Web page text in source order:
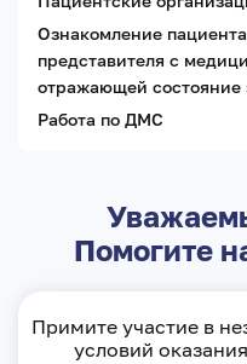
Ознакомление
представителя с
отражающей состояние
Работа по ДМС
Помогите
Примите участие в
условий